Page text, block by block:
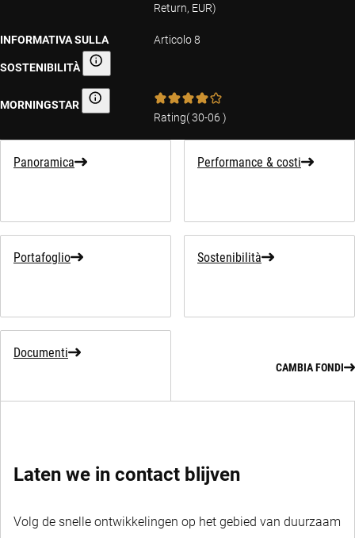
Return, EUR)
INFORMATIVA SULLA
SOSTENIBILITÀ Informativa sulla sostenibilità
Articolo 8
MORNINGSTAR Morningstar
Rating(30-06 )
Panoramica Performance & costi
Portafoglio Sostenibilità
Documenti
CAMBIA FONDI
Laten we in contact blijven
Volg de snelle ontwikkelingen op het gebied van duurzaam